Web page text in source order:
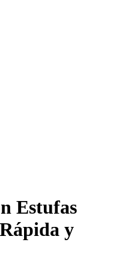
Estufas
y